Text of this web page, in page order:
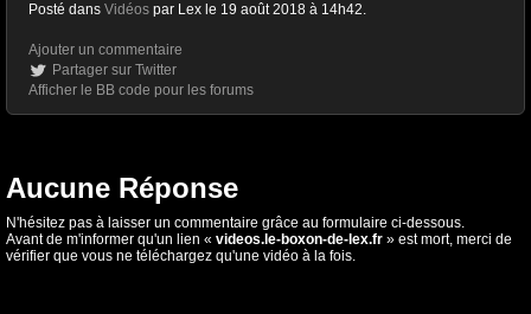
Posté dans Vidéos par Lex le 19 août 2018 à 14h42.
Ajouter un commentaire
Partager sur Twitter
Afficher le BB code pour les forums
Aucune Réponse
N'hésitez pas à laisser un commentaire grâce au formulaire ci-dessous.
Avant de m'informer qu'un lien « videos.le-boxon-de-lex.fr » est mort, merci de
vérifier que vous ne téléchargez qu'une vidéo à la fois.